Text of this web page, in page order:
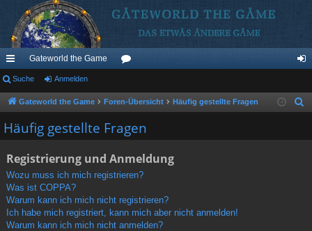
ch
ne
llz
riff
Gateworld the Game
en m
Suche Anmelden
Gateworld the Game Foren-Übersicht Häufig gestellte Fragen
Häufig gestellte Fragen
Registrierung und Anmeldung
Wozu muss ich mich registrieren?
Was ist COPPA?
Warum kann ich mich nicht registrieren?
Ich habe mich registriert, kann mich aber nicht anmelden!
Warum kann ich mich nicht anmelden?